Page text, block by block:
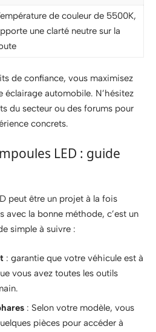
de couleur de 5500K,
une clarté neutre sur la
de confiance, vous maximisez
éclairage automobile. N’hésitez
du secteur ou des forums pour
concrets.
LED : guide
peut être un projet à la fois
avec la bonne méthode, c’est un
simple à suivre :
: garantie que votre véhicule est à
vous avez toutes les outils
: Selon votre modèle, vous
pièces pour accéder à